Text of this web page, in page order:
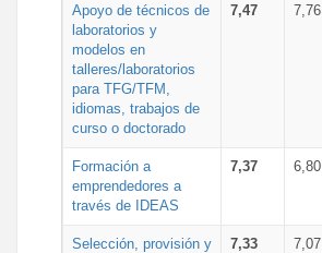
Apoyo de técnicos de
laboratorios y
modelos en
talleres/laboratorios
para TFG/TFM,
idiomas, trabajos de
curso o doctorado
7,47 7,76
Formación a
emprendedores a
través de IDEAS
7,37 6,80
Selección, provisión y
7,33 7,07